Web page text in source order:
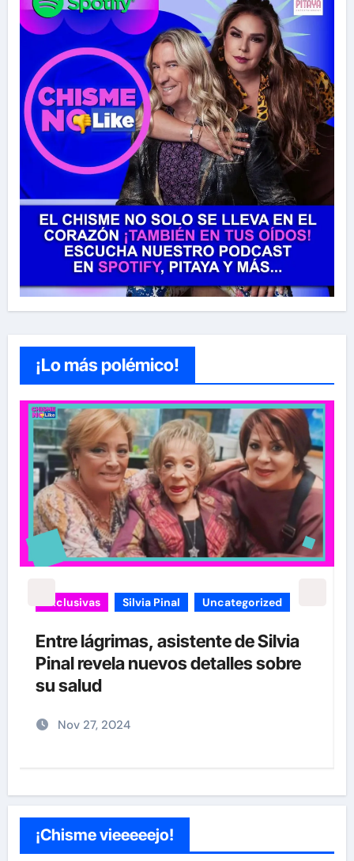
¡Lo más polémico!
carolina Sandoval Exclusivas
¡EXCLUSIVA! Revelamos la verdad
detrás del divorcio de Carolina
Sandoval y Nick Hernández
Nov 26, 2024
¡Chisme vieeeeejo!